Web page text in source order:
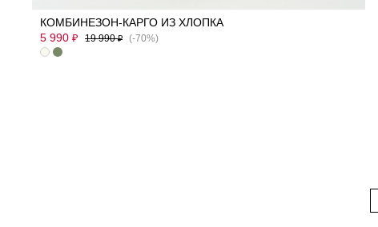
КОМБИНЕЗОН-КАРГО ИЗ ХЛОПКА
5 990 ₽ 19 990₽ (-70%)